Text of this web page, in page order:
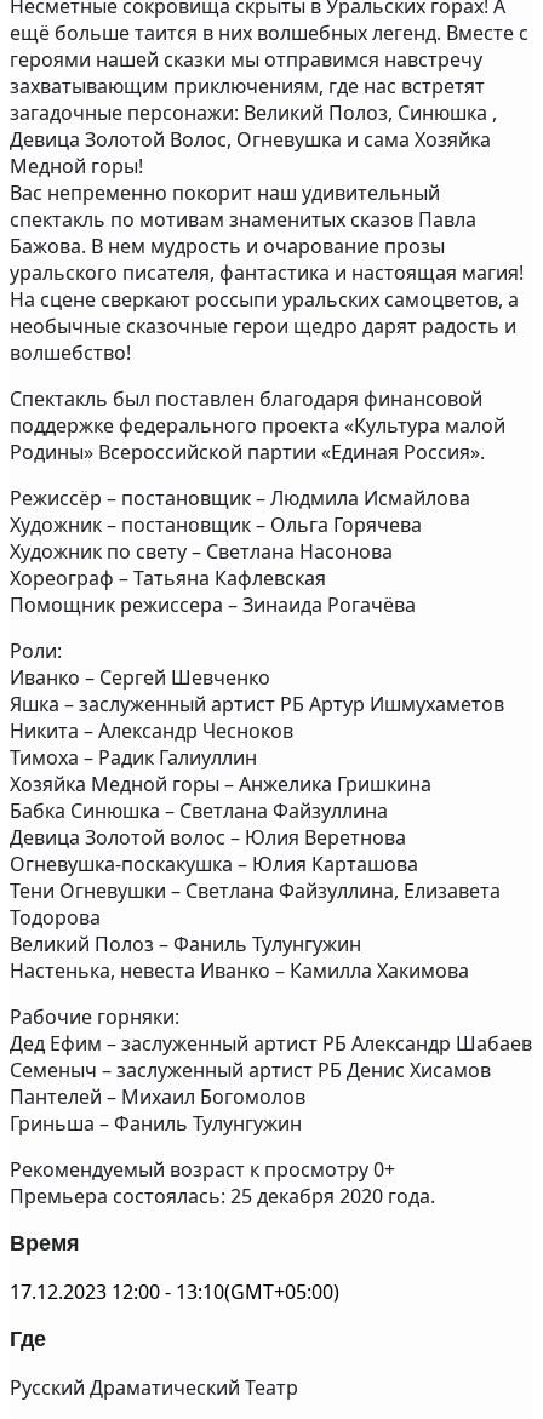
Несметные сокровища скрыты в Уральских горах! А
ещё больше таится в них волшебных легенд. Вместе с
героями нашей сказки мы отправимся навстречу
захватывающим приключениям, где нас встретят
загадочные персонажи: Великий Полоз, Синюшка ,
Девица Золотой Волос, Огневушка и сама Хозяйка
Медной горы!
Вас непременно покорит наш удивительный
спектакль по мотивам знаменитых сказов Павла
Бажова. В нем мудрость и очарование прозы
уральского писателя, фантастика и настоящая магия!
На сцене сверкают россыпи уральских самоцветов, а
необычные сказочные герои щедро дарят радость и
волшебство!
Спектакль был поставлен благодаря финансовой
поддержке федерального проекта «Культура малой
Родины» Всероссийской партии «Единая Россия».
Режиссёр – постановщик – Людмила Исмайлова
Художник – постановщик – Ольга Горячева
Художник по свету – Светлана Насонова
Хореограф – Татьяна Кафлевская
Помощник режиссера – Зинаида Рогачёва
Роли:
Иванко – Сергей Шевченко
Яшка – заслуженный артист РБ Артур Ишмухаметов
Никита – Александр Чесноков
Тимоха – Радик Галиуллин
Хозяйка Медной горы – Анжелика Гришкина
Бабка Синюшка – Светлана Файзуллина
Девица Золотой волос – Юлия Веретнова
Огневушка-поскакушка – Юлия Карташова
Тени Огневушки – Светлана Файзуллина, Елизавета
Тодорова
Великий Полоз – Фаниль Тулунгужин
Настенька, невеста Иванко – Камилла Хакимова
Рабочие горняки:
Дед Ефим – заслуженный артист РБ Александр Шабаев
Семеныч – заслуженный артист РБ Денис Хисамов
Пантелей – Михаил Богомолов
Гриньша – Фаниль Тулунгужин
Рекомендуемый возраст к просмотру 0+
Премьера состоялась: 25 декабря 2020 года.
Время
17.12.2023 12:00- 13:10(GMT+05:00)
Где
Русский Драматический Театр